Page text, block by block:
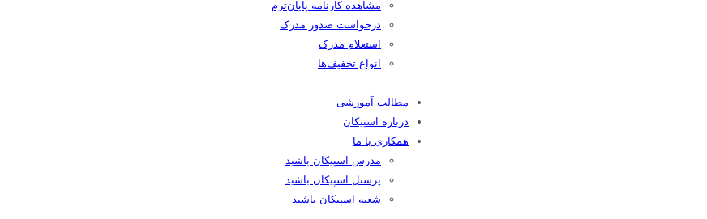
مشاهده کارنامه پایان‌ترم
درخواست صدور مدرک
استعلام مدرک
انواع تخفیف‌ها
مطالب آموزشی
درباره اسپیکان
همکاری با ما
مدرس اسپیکان باشید
پرسنل اسپیکان باشید
شعبه اسپیکان باشید